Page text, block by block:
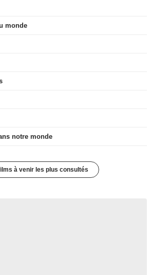
monde
notre monde
à venir les plus consultés